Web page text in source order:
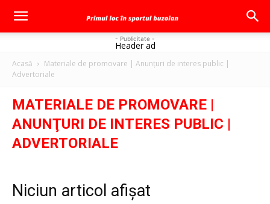
- Publicitate -
Header ad
Acasă
Materiale de promovare | Anunţuri de interes public |
Advertoriale
MATERIALE DE PROMOVARE |
ANUNŢURI DE INTERES PUBLIC |
ADVERTORIALE
Niciun articol afișat